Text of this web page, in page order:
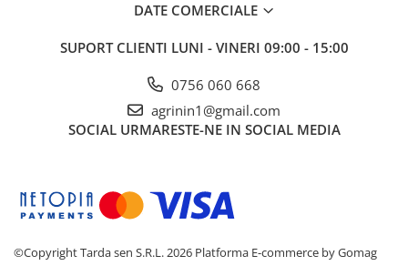
DATE COMERCIALE
SUPORT CLIENTI LUNI - VINERI 09:00 - 15:00
0756 060 668
agrinin1@gmail.com
SOCIAL URMARESTE-NE IN SOCIAL MEDIA
©Copyright Tarda sen S.R.L. 2026 Platforma E-commerce by Gomag